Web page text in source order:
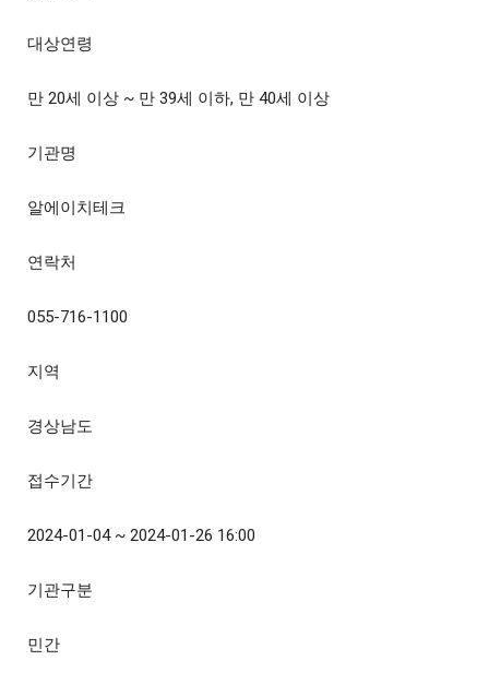
대상연령
만 20세 이상 ~ 만 39세 이하, 만 40세 이상
기관명
알에이치테크
연락처
055-716-1100
지역
경상남도
접수기간
2024-01-04 ~ 2024-01-26 16:00
기관구분
민간